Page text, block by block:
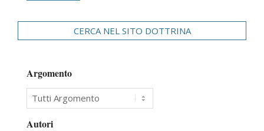
CERCA NEL SITO DOTTRINA
Argomento
Autori